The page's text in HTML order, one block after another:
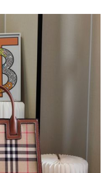
ピー バッグ最新モデルが登場。
のみ取扱い。最高品質の再現度を
ご注文でお得な割引をご利用いただ
ピー バッグ最新モデルが登場。